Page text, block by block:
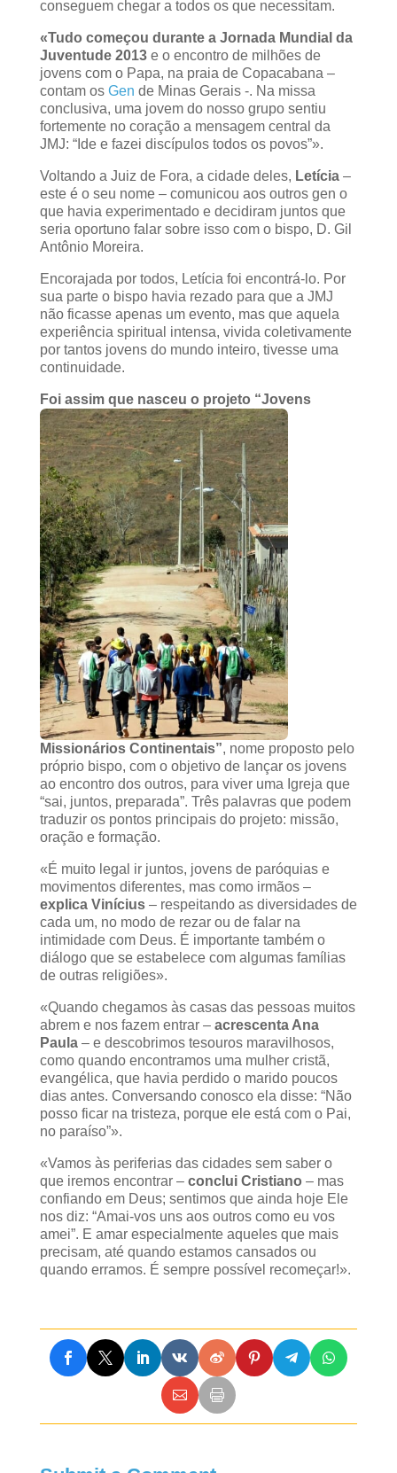
conseguem chegar a todos os que necessitam.
«Tudo começou durante a Jornada Mundial da
Juventude 2013e o encontro de milhões de
jovens com o Papa, na praia de Copacabana –
contam os Gen de Minas Gerais -. Na missa
conclusiva, uma jovem do nosso grupo sentiu
fortemente no coração a mensagem central da
JMJ: “Ide e fazei discípulos todos os povos”».
Voltando a Juiz de Fora, a cidade deles, Letícia–
este é o seu nome – comunicou aos outros gen o
que havia experimentado e decidiram juntos que
seria oportuno falar sobre isso com o bispo, D. Gil
Antônio Moreira.
Encorajada por todos, Letícia foi encontrá-lo. Por
sua parte o bispo havia rezado para que a JMJ
não ficasse apenas um evento, mas que aquela
experiência spiritual intensa, vivida coletivamente
por tantos jovens do mundo inteiro, tivesse uma
continuidade.
Foi assim que nasceu o projeto “Jovens
Missionários Continentais”, nome proposto pelo
próprio bispo, com o objetivo de lançar os jovens
ao encontro dos outros, para viver uma Igreja que
“sai, juntos, preparada”. Três palavras que podem
traduzir os pontos principais do projeto: missão,
oração e formação.
«É muito legal ir juntos, jovens de paróquias e
movimentos diferentes, mas como irmãos –
explica Vinícius– respeitando as diversidades de
cada um, no modo de rezar ou de falar na
intimidade com Deus. É importante também o
diálogo que se estabelece com algumas famílias
de outras religiões».
«Quando chegamos às casas das pessoas muitos
abrem e nos fazem entrar – acrescenta Ana
Paula– e descobrimos tesouros maravilhosos,
como quando encontramos uma mulher cristã,
evangélica, que havia perdido o marido poucos
dias antes. Conversando conosco ela disse: “Não
posso ficar na tristeza, porque ele está com o Pai,
no paraíso”».
«Vamos às periferias das cidades sem saber o
que iremos encontrar – conclui Cristiano – mas
confiando em Deus; sentimos que ainda hoje Ele
nos diz: “Amai-vos uns aos outros como eu vos
amei”. E amar especialmente aqueles que mais
precisam, até quando estamos cansados ou
quando erramos. É sempre possível recomeçar!».